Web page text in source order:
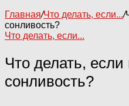
Главная/Что делать, если.../
сонливость?
Что делать, если...
Что делать, если
сонливость?